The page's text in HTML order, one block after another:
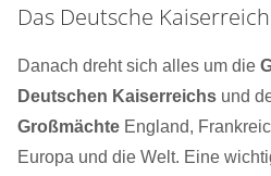
Das Deutsche Kaiserreich
Danach dreht sich alles um die
Deutschen Kaiserreichs und
Großmächte England,
Europa und die Welt. Eine